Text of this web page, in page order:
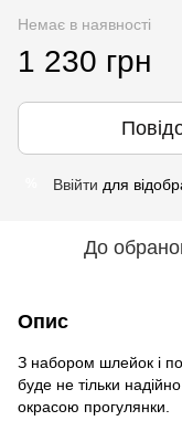
Немає в наявності
1 230 грн
Ввійти для
До
Опис
З набором шлейок і
буде не тільки
окрасою прогулянки.